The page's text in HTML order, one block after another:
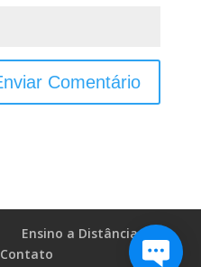
Ensino a Distância
Contato